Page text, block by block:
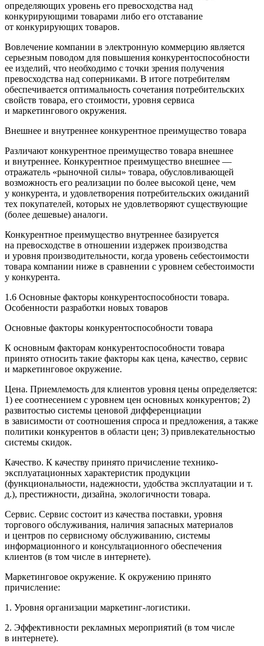
определяющих уровень его превосходства над
конкурирующими товарами либо его отставание
от конкурирующих товаров.
Вовлечение компании в электронную коммерцию является
серьезным поводом для повышения конкурентоспособности
ее изделий, что необходимо с точки зрения получения
превосходства над соперниками. В итоге потребителям
обеспечивается оптимальность сочетания потребительских
свойств товара, его стоимости, уровня сервиса
и маркетингового окружения.
Внешнее и внутреннее конкурентное преимущество товара
Различают конкурентное преимущество товара внешнее
и внутреннее. Конкурентное преимущество внешнее —
отражатель «рыночной силы» товара, обусловливающей
возможность его реализации по более высокой цене, чем
у конкурента, и удовлетворения потребительских ожиданий
тех покупателей, которых не удовлетворяют существующие
(более дешевые) аналоги.
Конкурентное преимущество внутреннее базируется
на превосходстве в отношении издержек производства
и уровня производительности, когда уровень себестоимости
товара компании ниже в сравнении с уровнем себестоимости
у конкурента.
1.6 Основные факторы конкурентоспособности товара.
Особенности разработки новых товаров
Основные факторы конкурентоспособности товара
К основным факторам конкурентоспособности товара
принято относить такие факторы как цена, качество, сервис
и маркетинговое окружение.
Цена. Приемлемость для клиентов уровня цены определяется:
1) ее соотнесением с уровнем цен основных конкурентов; 2)
развитостью системы ценовой дифференциации
в зависимости от соотношения спроса и предложения, а также
политики конкурентов в области цен; 3) привлекательностью
системы скидок.
Качество. К качеству принято причисление технико-
эксплуатационных характеристик продукции
(функциональности, надежности, удобства эксплуатации и т.
д.), престижности, дизайна, экологичности товара.
Сервис. Сервис состоит из качества поставки, уровня
торгового обслуживания, наличия запасных материалов
и центров по сервисному обслуживанию, системы
информационного и консультационного обеспечения
клиентов (в том числе в интернете).
Маркетинговое окружение. К окружению принято
причисление:
1. Уровня организации маркетинг-логистики.
2. Эффективности рекламных мероприятий (в том числе
в интернете).